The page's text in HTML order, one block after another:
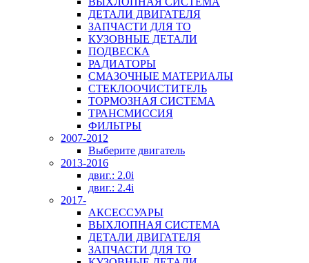
ДЕТАЛИ ДВИГАТЕЛЯ
ЗАПЧАСТИ ДЛЯ ТО
КУЗОВНЫЕ ДЕТАЛИ
ПОДВЕСКА
РАДИАТОРЫ
СМАЗОЧНЫЕ МАТЕРИАЛЫ
СТЕКЛООЧИСТИТЕЛЬ
ТОРМОЗНАЯ СИСТЕМА
ТРАНСМИССИЯ
ФИЛЬТРЫ
2007-2012
Выберите двигатель
2013-2016
двиг.: 2.0i
двиг.: 2.4i
2017-
АКСЕССУАРЫ
ВЫХЛОПНАЯ СИСТЕМА
ДЕТАЛИ ДВИГАТЕЛЯ
ЗАПЧАСТИ ДЛЯ ТО